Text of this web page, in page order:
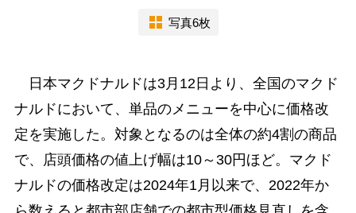
写真6枚
日本マクドナルドは3月12日より、全国のマクド
ナルドにおいて、単品のメニューを中心に価格改
定を実施した。対象となるのは全体の約4割の商品
で、店頭価格の値上げ幅は10～30円ほど。マクド
ナルドの価格改定は2024年1月以来で、2022年か